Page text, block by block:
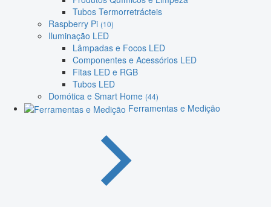
Tubos Termorretrácteis
Raspberry Pi (10)
Iluminação LED
Lâmpadas e Focos LED
Componentes e Acessórios LED
Fitas LED e RGB
Tubos LED
Domótica e Smart Home (44)
Ferramentas e Medição